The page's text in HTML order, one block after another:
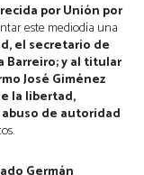
por Unión por
este mediodía una
el secretario de
Barreiro; y al titular
José Giménez
la libertad,
de autoridad